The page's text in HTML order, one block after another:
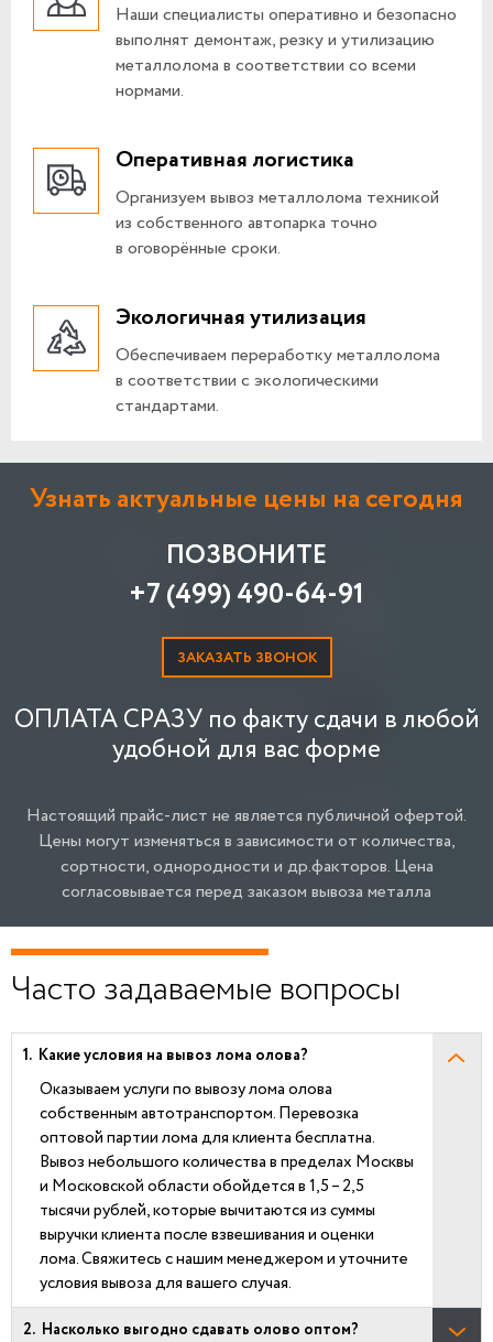
Наши специалисты оперативно и безопасно
выполнят демонтаж, резку и утилизацию
металлолома в соответствии со всеми
нормами.
Оперативная логистика
Организуем вывоз металлолома техникой
из собственного автопарка точно
в оговорённые сроки.
Экологичная утилизация
Обеспечиваем переработку металлолома
в соответствии с экологическими
стандартами.
Узнать актуальные цены на сегодня
ПОЗВОНИТЕ
+7 (499) 490-64-91
ЗАКАЗАТЬ ЗВОНОК
ОПЛАТА СРАЗУ по факту сдачи в любой
удобной для вас форме
Настоящий прайс-лист не является публичной офертой.
Цены могут изменяться в зависимости от количества,
сортности, однородности и др.факторов. Цена
согласовывается перед заказом вывоза металла
Часто задаваемые вопросы
Какие условия на вывоз лома олова?
Оказываем услуги по вывозу лома олова
собственным автотранспортом. Перевозка
оптовой партии лома для клиента бесплатна.
Вывоз небольшого количества в пределах Москвы
и Московской области обойдется в 1,5 – 2,5
тысячи рублей, которые вычитаются из суммы
выручки клиента после взвешивания и оценки
лома. Свяжитесь с нашим менеджером и уточните
условия вывоза для вашего случая.
Насколько выгодно сдавать олово оптом?